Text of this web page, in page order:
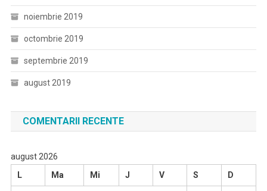
noiembrie 2019
octombrie 2019
septembrie 2019
august 2019
COMENTARII RECENTE
august 2026
L
Ma Mi J V S D